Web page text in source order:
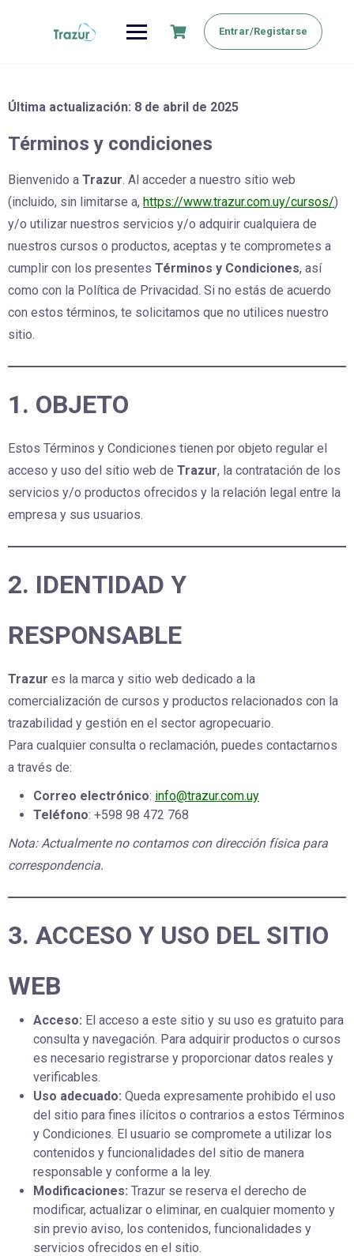
Entrar/Registarse
Última actualización: 8 de abril de 2025
Términos y condiciones
Bienvenido a Trazur. Al acceder a nuestro sitio web
(incluido, sin limitarse a, https://www.trazur.com.uy/cursos/)
y/o utilizar nuestros servicios y/o adquirir cualquiera de
nuestros cursos o productos, aceptas y te comprometes a
cumplir con los presentes Términos y Condiciones, así
como con la Política de Privacidad. Si no estás de acuerdo
con estos términos, te solicitamos que no utilices nuestro
sitio.
1. OBJETO
Estos Términos y Condiciones tienen por objeto regular el
acceso y uso del sitio web de Trazur, la contratación de los
servicios y/o productos ofrecidos y la relación legal entre la
empresa y sus usuarios.
2. IDENTIDAD Y
RESPONSABLE
Trazur es la marca y sitio web dedicado a la
comercialización de cursos y productos relacionados con la
trazabilidad y gestión en el sector agropecuario.
Para cualquier consulta o reclamación, puedes contactarnos
a través de:
Correo electrónico: info@trazur.com.uy
Teléfono: +598 98 472 768
Nota: Actualmente no contamos con dirección física para
correspondencia.
3. ACCESO Y USO DEL SITIO
WEB
Acceso: El acceso a este sitio y su uso es gratuito para
consulta y navegación. Para adquirir productos o cursos
es necesario registrarse y proporcionar datos reales y
verificables.
Uso adecuado: Queda expresamente prohibido el uso
del sitio para fines ilícitos o contrarios a estos Términos
y Condiciones. El usuario se compromete a utilizar los
contenidos y funcionalidades del sitio de manera
responsable y conforme a la ley.
Modificaciones: Trazur se reserva el derecho de
modificar, actualizar o eliminar, en cualquier momento y
sin previo aviso, los contenidos, funcionalidades y
servicios ofrecidos en el sitio.